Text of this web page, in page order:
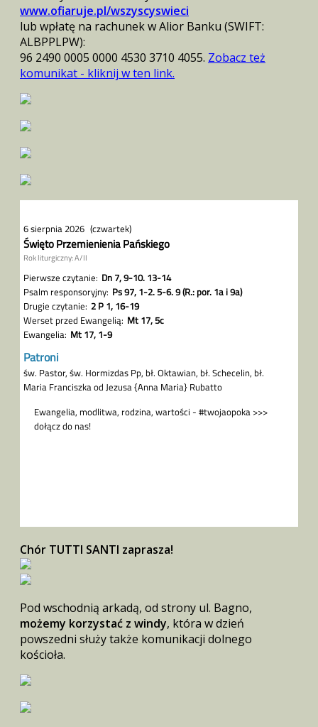
www.ofiaruje.pl/wszyscyswieci
lub wpłatę na rachunek w Alior Banku (SWIFT:
ALBPPLPW):
96 2490 0005 0000 4530 3710 4055. Zobacz też
komunikat - kliknij w ten link.
Chór TUTTI SANTI zaprasza!
Pod wschodnią arkadą, od strony ul. Bagno,
możemy korzystać z windy, która w dzień
powszedni służy także komunikacji dolnego
kościoła.